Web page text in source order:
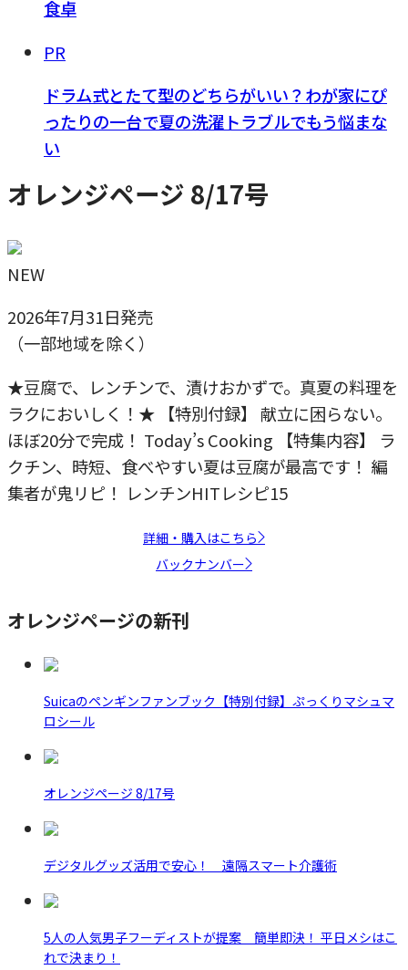
食卓
PR
ドラム式とたて型のどちらがいい？わが家にぴ
ったりの一台で夏の洗濯トラブルでもう悩まな
い
オレンジページ 8/17号
NEW
2026年7月31日発売
（一部地域を除く）
★豆腐で、レンチンで、漬けおかずで。真夏の料理を
ラクにおいしく！★ 【特別付録】 献立に困らない。
ほぼ20分で完成！ Today’s Cooking 【特集内容】 ラ
クチン、時短、食べやすい夏は豆腐が最高です！ 編
集者が鬼リピ！ レンチンHITレシピ15
詳細・購入はこちら
バックナンバー
オレンジページの新刊
Suicaのペンギンファンブック【特別付録】ぷっくりマシュマ
ロシール
オレンジページ 8/17号
デジタルグッズ活用で安心！ 遠隔スマート介護術
5人の人気男子フーディストが提案 簡単即決！ 平日メシはこ
れで決まり！